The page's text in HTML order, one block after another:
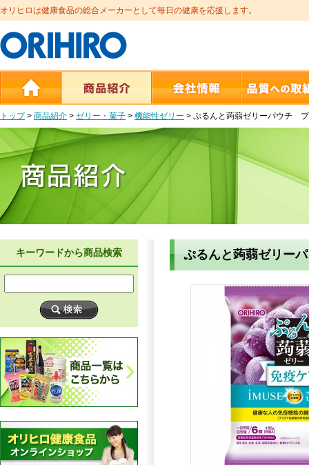
オリヒロは健康食品の総合メーカーとして毎日の健康を応援します。
トップ> 商品紹介 > ゼリー・菓子 > 機能性ゼリー > ぷるんと蒟蒻ゼリーパウチ
キーワードから商品検索 ぷるんと蒟蒻ゼリー